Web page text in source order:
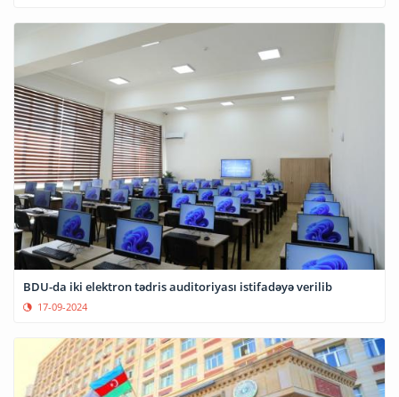
BDU-da iki elektron tədris auditoriyası istifadəyə verilib
17-09-2024